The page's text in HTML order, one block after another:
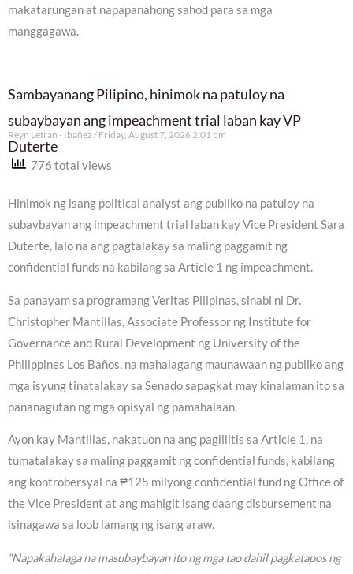
makatarungan at napapanahong sahod para sa mga
manggagawa.
Sambayanang Pilipino, hinimok na patuloy na
subaybayan ang impeachment trial laban kay VP
Duterte
Reyn Letran - Ibañez Friday, August 7, 2026 2:01 pm
776 total views
Hinimok ng isang political analyst ang publiko na patuloy na
subaybayan ang impeachment trial laban kay Vice President Sara
Duterte, lalo na ang pagtalakay sa maling paggamit ng
confidential funds na kabilang sa Article 1 ng impeachment.
Sa panayam sa programang Veritas Pilipinas, sinabi ni Dr.
Christopher Mantillas, Associate Professor ng Institute for
Governance and Rural Development ng University of the
Philippines Los Baños, na mahalagang maunawaan ng publiko ang
mga isyung tinatalakay sa Senado sapagkat may kinalaman ito sa
pananagutan ng mga opisyal ng pamahalaan.
Ayon kay Mantillas, nakatuon na ang paglilitis sa Article 1, na
tumatalakay sa maling paggamit ng confidential funds, kabilang
ang kontrobersyal na ₱125 milyong confidential fund ng Office of
the Vice President at ang mahigit isang daang disbursement na
isinagawa sa loob lamang ng isang araw.
“Napakahalaga na masubaybayan ito ng mga tao dahil pagkatapos ng